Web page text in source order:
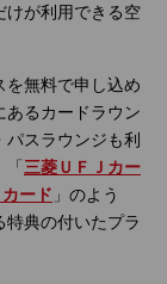
けが利用できる空
を無料で申し込め
あるカードラウン
スラウンジも利
三菱ＵＦＪカー
ード 」のよう
特典の付いたプラ